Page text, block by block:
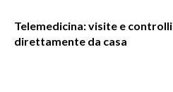
Telemedicina: visite e controlli
direttamente da casa